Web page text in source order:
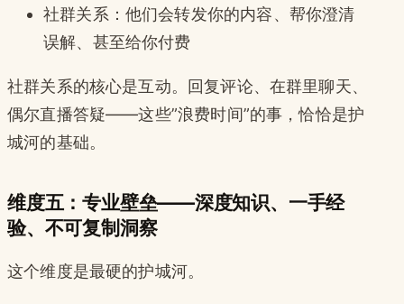
社群关系：他们会转发你的内容、帮你澄清
误解、甚至给你付费
社群关系的核心是互动。回复评论、在群里聊天、
偶尔直播答疑——这些”浪费时间”的事，恰恰是护
城河的基础。
维度五：专业壁垒——深度知识、一手经
验、不可复制洞察
这个维度是最硬的护城河。